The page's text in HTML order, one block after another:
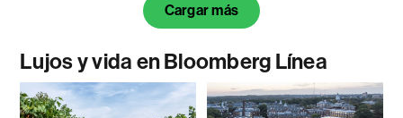
Cargar más
Lujos y vida en Bloomberg Línea